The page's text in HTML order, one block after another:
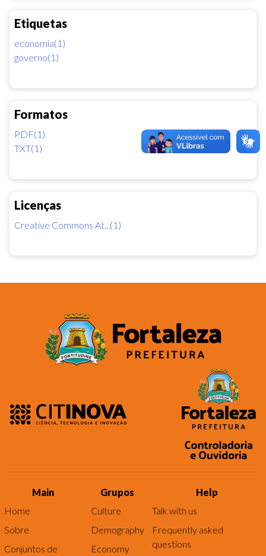
Etiquetas
economia(1)
governo(1)
Formatos
PDF(1)
TXT(1)
Licenças
Creative Commons At...(1)
Main
Home
Sobre
Conjuntos de
Grupos
Culture
Demography
Economy
Help
Talk with us
Frequently asked
questions